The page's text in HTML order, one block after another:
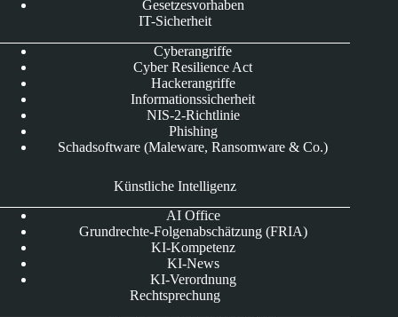
Gesetzesvorhaben
IT-Sicherheit
Cyberangriffe
Cyber Resilience Act
Hackerangriffe
Informationssicherheit
NIS-2-Richtlinie
Phishing
Schadsoftware (Maleware, Ransomware & Co.)
Künstliche Intelligenz
AI Office
Grundrechte-Folgenabschätzung (FRIA)
KI-Kompetenz
KI-News
KI-Verordnung
Rechtsprechung